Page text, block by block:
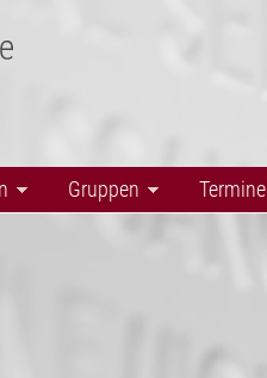
Gruppen Termine